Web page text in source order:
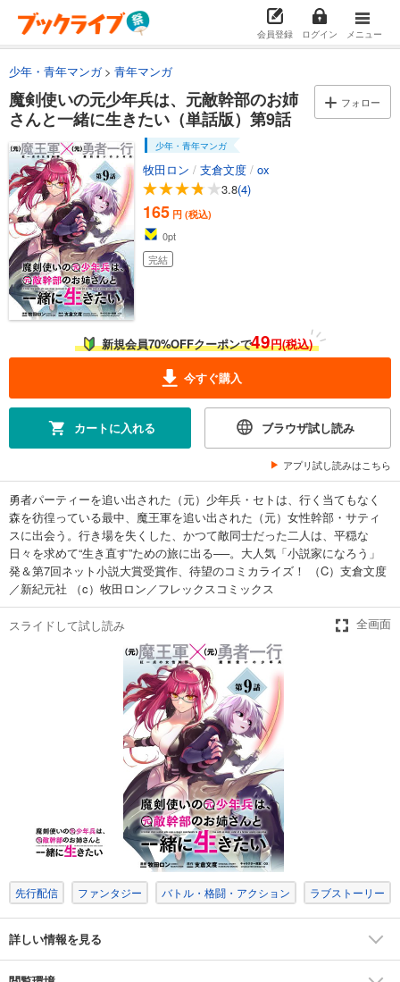
会員登録 ログイン メニュー
少年・青年マンガ 青年マンガ
魔剣使いの元少年兵は、元敵幹部のお姉
さんと一緒に生きたい（単話版）第9話
フォロー
少年・青年マンガ
牧田ロン / 支倉文度 / ox
3.8(4)
165 円 (税込)
0pt
完結
新規会員70%OFFクーポンで49円(税込)
今すぐ購入
カートに入れる ブラウザ試し読み
アプリ試し読みはこちら
勇者パーティーを追い出された（元）少年兵・セトは、行く当てもなく
森を彷徨っている最中、魔王軍を追い出された（元）女性幹部・サティ
スに出会う。行き場を失くした、かつて敵同士だった二人は、平穏な
日々を求めて“生き直す”ための旅に出る──。大人気「小説家になろう」
発＆第7回ネット小説大賞受賞作、待望のコミカライズ！ （C）支倉文度
／新紀元社 （c）牧田ロン／フレックスコミックス
スライドして試し読み 全画面
先行配信 ファンタジー バトル・格闘・アクション ラブストーリー
詳しい情報を見る